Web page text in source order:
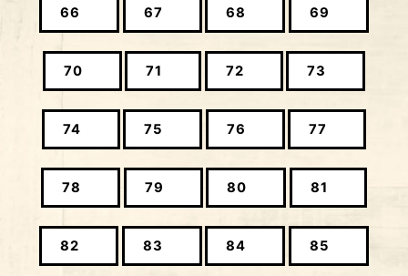
66 67 68 69
70 71 72 73
74 75 76 77
78 79 80 81
82 83 84 85